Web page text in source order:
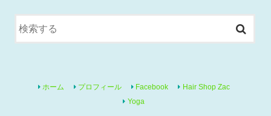
ホーム プロフィール Facebook
Hair Shop Zac
Yoga